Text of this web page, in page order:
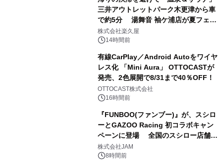
三井アウトレットパーク木更津から車
で約5分 湯舞音 袖ケ浦店が夏フェア
メニューを提供
株式会社楽久屋
14時間前
有線CarPlay／Android Autoをワイヤ
レス化 「Mini Aura」 OTTOCASTが
発売、2色展開で8/31まで40％OFF！
OTTOCAST株式会社
16時間前
『FUNBOO(ファンブー)』が、スシロ
ーとGAZOO Racing 初コラボキャン
ペーンに登場 全国のスシロー店舗で
GR 4車種の FUNBOO(ミニカー)付き
メニューが展開されます
株式会社JAM
8時間前